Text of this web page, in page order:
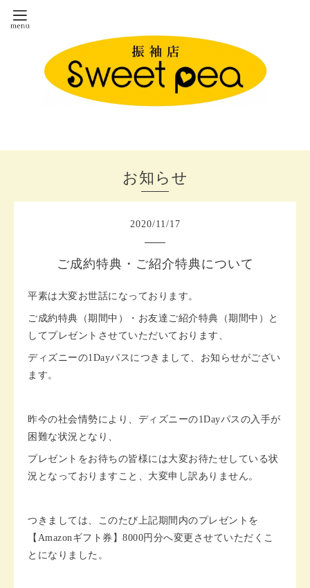
お知らせ
2020/11/17
ご成約特典・ご紹介特典について
平素は大変お世話になっております。
ご成約特典（期間中）・お友達ご紹介特典（期間中）と
してプレゼントさせていただいております、
ディズニーの1Dayパスにつきまして、お知らせがござい
ます。
昨今の社会情勢により、ディズニーの1Dayパスの入手が
困難な状況となり、
プレゼントをお待ちの皆様には大変お待たせしている状
況となっておりますこと、大変申し訳ありません。
つきましては、このたび上記期間内のプレゼントを
【Amazonギフト券】8000円分へ変更させていただくこ
とになりました。